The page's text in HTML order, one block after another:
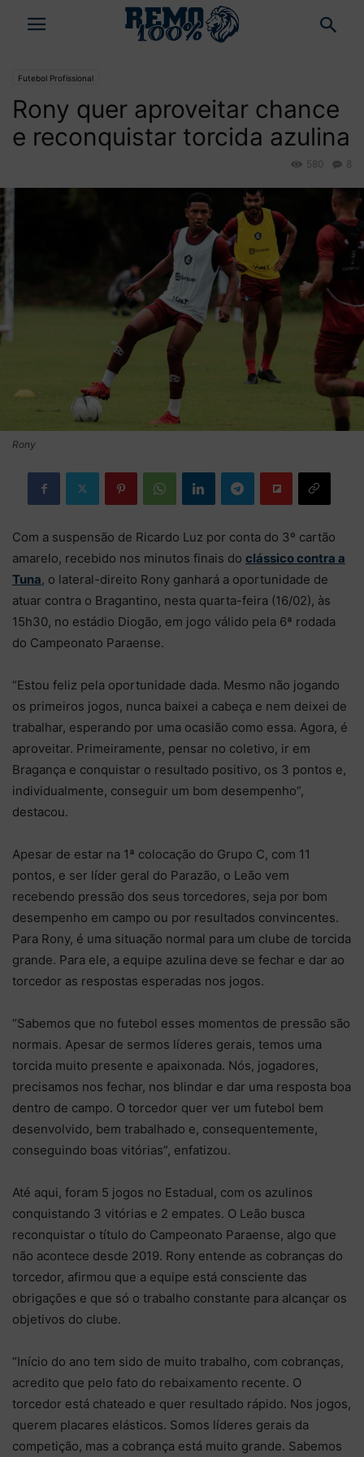
Futebol Profissional
Rony quer aproveitar chance
e reconquistar torcida azulina
8
580
Rony
Com a suspensão de Ricardo Luz por conta do 3º cartão
amarelo, recebido nos minutos finais do clássico contra a
Tuna, o lateral-direito Rony ganhará a oportunidade de
atuar contra o Bragantino, nesta quarta-feira (16/02), às
15h30, no estádio Diogão, em jogo válido pela 6ª rodada
do Campeonato Paraense.
“Estou feliz pela oportunidade dada. Mesmo não jogando
os primeiros jogos, nunca baixei a cabeça e nem deixei de
trabalhar, esperando por uma ocasião como essa. Agora, é
aproveitar. Primeiramente, pensar no coletivo, ir em
Bragança e conquistar o resultado positivo, os 3 pontos e,
individualmente, conseguir um bom desempenho”,
destacou.
Apesar de estar na 1ª colocação do Grupo C, com 11
pontos, e ser líder geral do Parazão, o Leão vem
recebendo pressão dos seus torcedores, seja por bom
desempenho em campo ou por resultados convincentes.
Para Rony, é uma situação normal para um clube de torcida
grande. Para ele, a equipe azulina deve se fechar e dar ao
torcedor as respostas esperadas nos jogos.
“Sabemos que no futebol esses momentos de pressão são
normais. Apesar de sermos líderes gerais, temos uma
torcida muito presente e apaixonada. Nós, jogadores,
precisamos nos fechar, nos blindar e dar uma resposta boa
dentro de campo. O torcedor quer ver um futebol bem
desenvolvido, bem trabalhado e, consequentemente,
conseguindo boas vitórias”, enfatizou.
Até aqui, foram 5 jogos no Estadual, com os azulinos
conquistando 3 vitórias e 2 empates. O Leão busca
reconquistar o título do Campeonato Paraense, algo que
não acontece desde 2019. Rony entende as cobranças do
torcedor, afirmou que a equipe está consciente das
obrigações e que só o trabalho constante para alcançar os
objetivos do clube.
“Início do ano tem sido de muito trabalho, com cobranças,
acredito que pelo fato do rebaixamento recente. O
torcedor está chateado e quer resultado rápido. Nos jogos,
querem placares elásticos. Somos líderes gerais da
competição, mas a cobrança está muito grande. Sabemos